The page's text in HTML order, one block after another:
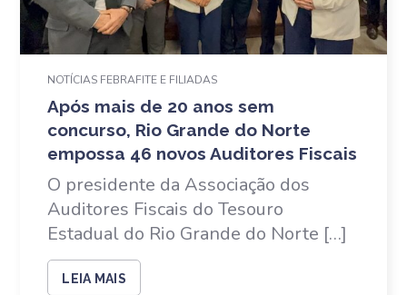
NOTÍCIAS FEBRAFITE E FILIADAS
Após mais de 20 anos sem
concurso, Rio Grande do Norte
empossa 46 novos Auditores Fiscais
O presidente da Associação dos
Auditores Fiscais do Tesouro
Estadual do Rio Grande do Norte […]
LEIA MAIS